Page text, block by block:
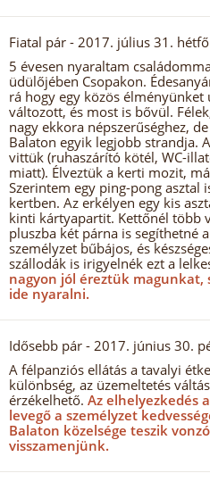
Fiatal pár - 2017. július 31. hétfő
5 évesen nyaraltam
üdülőjében Csopakon.
rá hogy egy közös
változott, és most is bővül.
nagy ekkora népszerűséghez,
Balaton egyik legjobb strandja.
vittük (ruhaszárító kötél, WC-
miatt). Élveztük a kerti mozit,
Szerintem egy ping-pong asztal
kertben. Az erkélyen egy kis
kinti kártyapartit. Kettőnél több
pluszba két párna is segíthetné
személyzet bűbájos, és
szállodák is irigyelnék ezt a
nagyon jól éreztük magunkat,
ide nyaralni.
Idősebb pár - 2017. június 30.
A félpanziós ellátás a tavalyi
különbség, az üzemeltetés
érzékelhető. Az elhelyezkedés
levegő a személyzet
Balaton közelsége teszik
visszamenjünk.